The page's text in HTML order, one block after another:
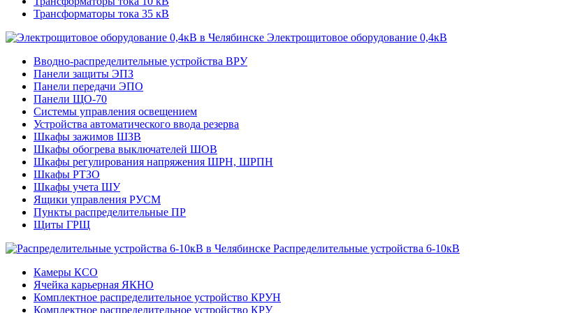
Трансформаторы тока 35 кВ
Электрощитовое оборудование 0,4кВ
Вводно-распределительные устройства ВРУ
Панели защиты ЭПЗ
Панели передачи ЭПО
Панели ЩО-70
Системы управления освещением
Устройства автоматического ввода резерва
Шкафы зажимов ШЗВ
Шкафы обогрева выключателей ШОВ
Шкафы регулирования напряжения ШРН, ШРПН
Шкафы РТЗО
Шкафы учета ШУ
Ящики управления РУСМ
Пункты распределительные ПР
Щиты ГРЩ
Распределительные устройства 6-10кВ
Камеры КСО
Ячейка карьерная ЯКНО
Комплектное распределительное устройство КРУН
Комплектное распределительное устройство КРУ